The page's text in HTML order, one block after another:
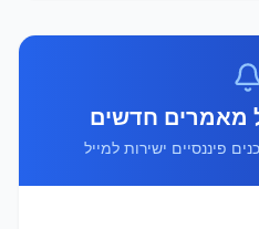
מאמרים חדשים
פיננסיים ישירות למייל